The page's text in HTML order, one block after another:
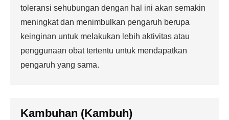
toleransi sehubungan dengan hal ini akan semakin
meningkat dan menimbulkan pengaruh berupa
keinginan untuk melakukan lebih aktivitas atau
penggunaan obat tertentu untuk mendapatkan
pengaruh yang sama.
Kambuhan (Kambuh)